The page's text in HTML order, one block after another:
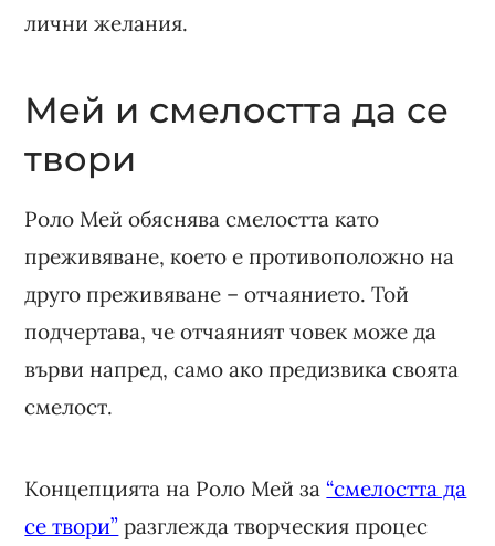
лични желания.
Мей и смелостта да се
твори
Роло Мей обяснява смелостта като
преживяване, което е противоположно на
друго преживяване – отчаянието. Той
подчертава, че отчаяният човек може да
върви напред, само ако предизвика своята
смелост.
Концепцията на Роло Мей за “смелостта да
се твори” разглежда творческия процес